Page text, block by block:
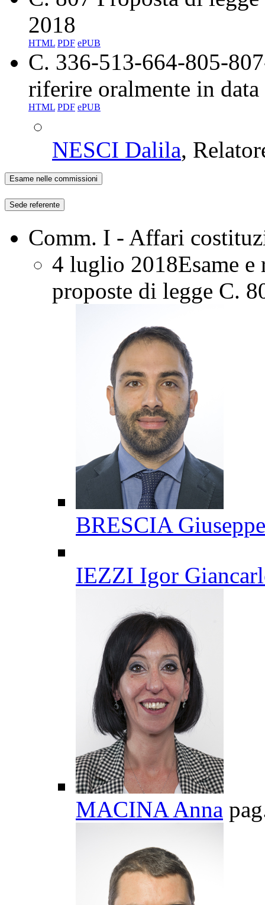
2018
HTML PDF ePUB
C. 336-513-664-805-
riferire oralmente in
HTML PDF ePUB
NESCI Dalila,
Esame nelle commissioni
Sede referente
Comm. I - Affari
4 luglio 2018Esame
proposte di legge C.
BRESCIA Giuseppe
IEZZI Igor
MACINA Anna